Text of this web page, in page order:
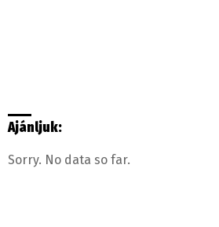
Ajánljuk:
Sorry. No data so far.